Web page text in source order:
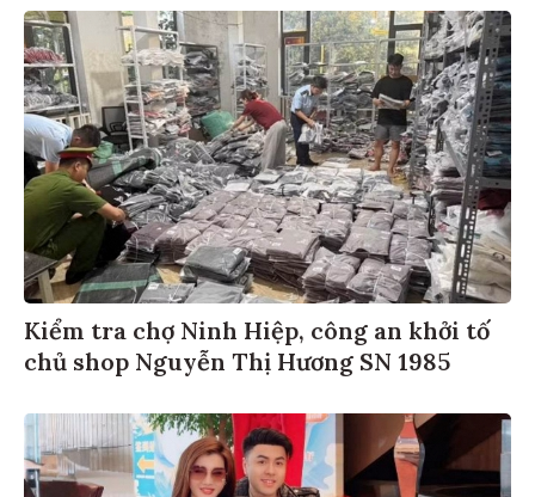
Kiểm tra chợ Ninh Hiệp, công an khởi tố
chủ shop Nguyễn Thị Hương SN 1985